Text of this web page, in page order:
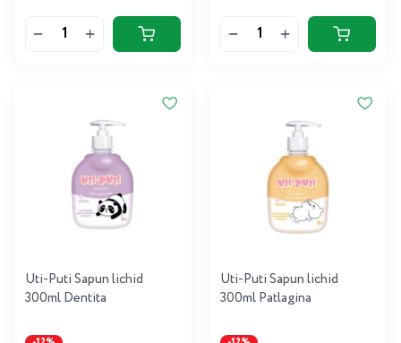
Uti-Puti Sapun lichid
300ml Dentita
Uti-Puti Sapun lichid
300ml Patlagina